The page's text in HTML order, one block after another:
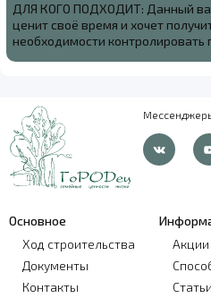
ДЛЯ КОГО ПОДХОДИТ: Данный
ценит своё время и хочет
необходимости контролировать
Основное
Ход строительства
Документы
Контакты
Акции
Статьи